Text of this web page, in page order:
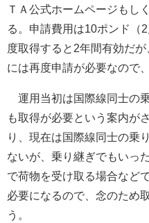
ＴＡ公式ホームページもし
る。申請費用は10ポンド（
度取得すると2年間有効だ
には再度申請が必要なので
運用当初は国際線同士の
も取得が必要という案内が
り、現在は国際線同士の乗
ないが、乗り継ぎでもいっ
で荷物を受け取る場合など
必要になるので、念のため
う。